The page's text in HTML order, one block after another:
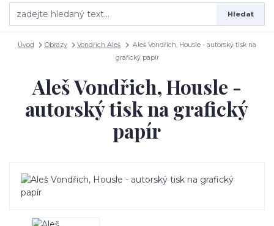
Hledat
Úvod Obrazy Vondřich Aleš
Aleš Vondřich, Housle - autorský tisk na
grafický papír
Aleš Vondřich, Housle -
autorský tisk na grafický
papír